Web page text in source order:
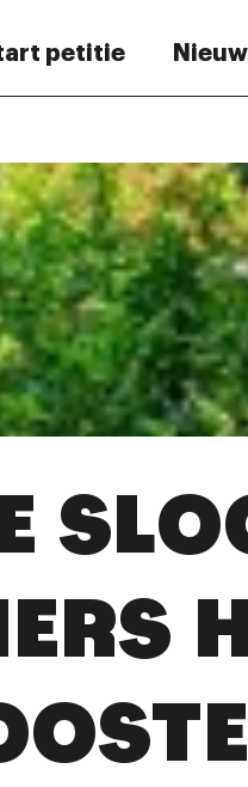
petitie